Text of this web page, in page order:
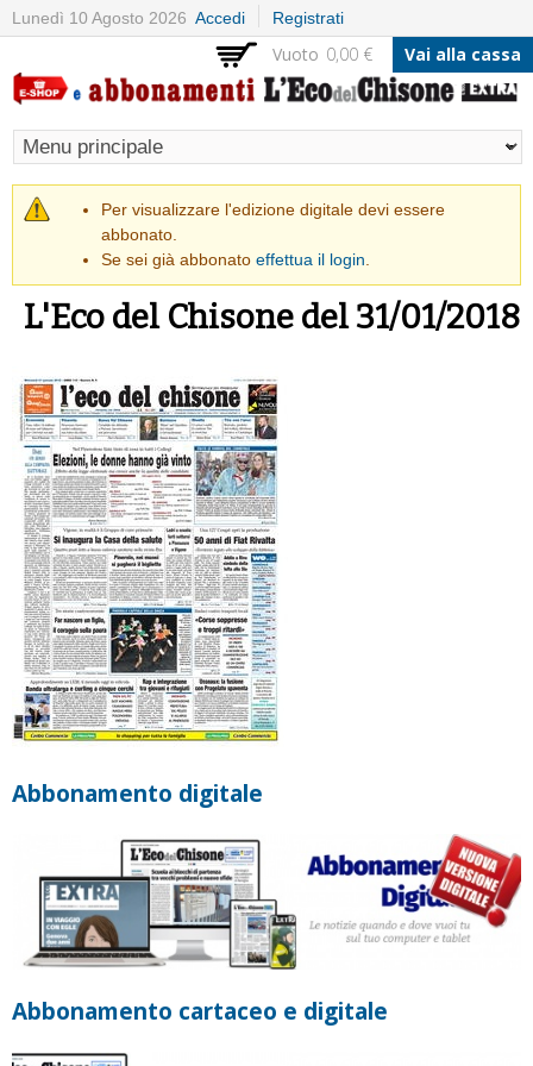
Salta al
contenuto
principale
Lunedì 10 Agosto 2026 Accedi Registrati
Vuoto 0,00 € Vai alla cassa
Messaggio di avvertimento
Per visualizzare l'edizione digitale devi essere
abbonato.
Se sei già abbonato effettua il login
L'Eco del Chisone del 31/01/2018
Abbonamento digitale
Abbonamento cartaceo e digitale